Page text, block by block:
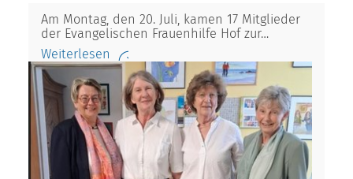
Am Montag, den 20. Juli, kamen 17 Mitglieder
der Evangelischen Frauenhilfe Hof zur…
Weiterlesen